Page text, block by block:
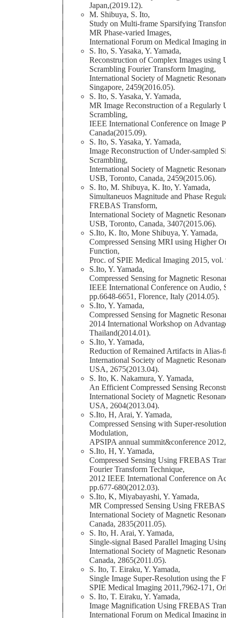
Japan,(2019.12).
M. Shibuya, S. Ito,
Study on Multi-frame Sparsifying
MR Phase-varied Images,
International Forum on Medical Imaging
S. Ito, S. Yasaka, Y. Yamada,
Reconstruction of Complex Images using
Scrambling Fourier Transform Imaging,
International Society of Magnetic
Singapore, 2459(2016.05).
S. Ito, S. Yasaka, Y. Yamada,
MR Image Reconstruction of a Regularly
Scrambling,
IEEE International Conference on Image
Canada(2015.09).
S. Ito, S. Yasaka, Y. Yamada,
Image Reconstruction of Under-sampled
Scrambling,
International Society of Magnetic
USB, Toronto, Canada, 2459(2015.06).
S. Ito, M. Shibuya, K. Ito, Y. Yamada,
Simultaneuos Magnitude and Phase
FREBAS Transform,
International Society of Magnetic
USB, Toronto, Canada, 3407(2015.06).
S.Ito, K. Ito, Mone Shibuya, Y. Yamada,
Compressed Sensing MRI using Higher
Function,
Proc. of SPIE Medical Imaging 2015,
S.Ito, Y. Yamada,
Compressed Sensing for Magnetic
IEEE International Conference on Audio,
pp.6648-6651, Florence, Italy (2014.05).
S.Ito, Y. Yamada,
Compressed Sensing for Magnetic
2014 International Workshop on
Thailand(2014.01).
S.Ito, Y. Yamada,
Reduction of Remained Artifacts in Alias-
International Society of Magnetic
USA, 2675(2013.04).
S. Ito, K. Nakamura, Y. Yamada,
An Efficient Compressed Sensing
International Society of Magnetic
USA, 2604(2013.04).
S.Ito, H, Arai, Y. Yamada,
Compressed Sensing with Super-
Modulation,
APSIPA annual summit&conference
S.Ito, H, Y. Yamada,
Compressed Sensing Using FREBAS
Fourier Transform Technique,
2012 IEEE International Conference on
pp.677-680(2012.03).
S.Ito, K, Miyabayashi, Y. Yamada,
MR Compressed Sensing Using
International Society of Magnetic
Canada, 2835(2011.05).
S. Ito, H. Arai, Y. Yamada,
Single-signal Based Parallel Imaging
International Society of Magnetic
Canada, 2865(2011.05).
S. Ito, T. Eiraku, Y. Yamada,
Single Image Super-Resolution using the
SPIE Medical Imaging 2011,7962-171,
S. Ito, T. Eiraku, Y. Yamada,
Image Magnification Using FREBAS
International Forum on Medical Imaging